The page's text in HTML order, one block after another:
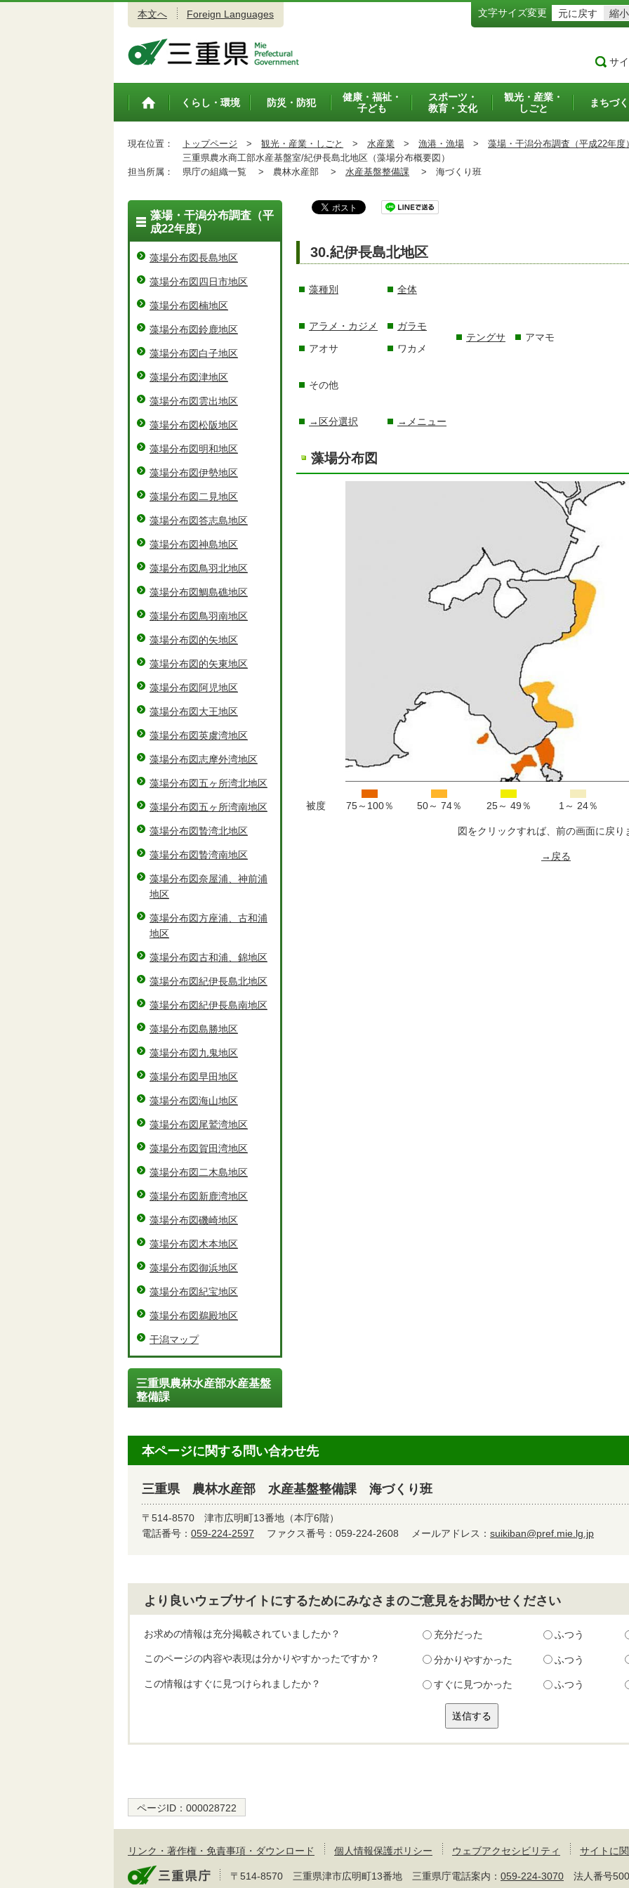
本文へ Foreign Languages 文字サイズ変更 元に戻す 縮小
サ
トップペ
くらし・環境 防災・防犯
健康・福祉・
子ども
スポーツ・
教育・文化
観光・産業・
しごと
まちづ
現在位置： トップページ > 観光・産業・しごと > 水産業 > 漁港・漁場 >
藻場・干潟分布調査（平成22年度
三重県農水商工部水産基盤室/紀伊長島北地区（藻場分布概要図）
担当所属：
県庁の組織一覧 > 農林水産部 > 水産基盤整備課 > 海づくり班
30.紀伊長島北地区
藻種別 全体
アラメ・カジメ
アオサ
ガラモ
ワカメ
テングサ アマモ
その他
→区分選択 →メニュー
藻場分布図
被度 75～100％ 50～ 74％ 25～ 49％ 1～ 24％
図をクリックすれば、前の画面に戻り
→戻る
藻場・干潟分布調査（平
成22年度）
藻場分布図長島地区
藻場分布図四日市地区
藻場分布図楠地区
藻場分布図鈴鹿地区
藻場分布図白子地区
藻場分布図津地区
藻場分布図雲出地区
藻場分布図松阪地区
藻場分布図明和地区
藻場分布図伊勢地区
藻場分布図二見地区
藻場分布図答志島地区
藻場分布図神島地区
藻場分布図鳥羽北地区
藻場分布図鯛島礁地区
藻場分布図鳥羽南地区
藻場分布図的矢地区
藻場分布図的矢東地区
藻場分布図阿児地区
藻場分布図大王地区
藻場分布図英虞湾地区
藻場分布図志摩外湾地区
藻場分布図五ヶ所湾北地区
藻場分布図五ヶ所湾南地区
藻場分布図贄湾北地区
藻場分布図贄湾南地区
藻場分布図奈屋浦、神前浦
地区
藻場分布図方座浦、古和浦
地区
藻場分布図古和浦、錦地区
藻場分布図紀伊長島北地区
藻場分布図紀伊長島南地区
藻場分布図島勝地区
藻場分布図九鬼地区
藻場分布図早田地区
藻場分布図海山地区
藻場分布図尾鷲湾地区
藻場分布図賀田湾地区
藻場分布図二木島地区
藻場分布図新鹿湾地区
藻場分布図磯崎地区
藻場分布図木本地区
藻場分布図御浜地区
藻場分布図紀宝地区
藻場分布図鵜殿地区
干潟マップ
三重県農林水産部水産基盤
整備課
本ページに関する問い合わせ先
三重県 農林水産部 水産基盤整備課 海づくり班
〒514-8570 津市広明町13番地（本庁6階）
電話番号： 059-224-2597 ファクス番号：059-224-2608 メールアドレス： suikiban@pref.mie.lg.jp
より良いウェブサイトにするためにみなさまのご意見をお聞かせください
お求めの情報は充分掲載されていましたか？ 充分だった ふつう
このページの内容や表現は分かりやすかったですか？ 分かりやすかった ふつう
この情報はすぐに見つけられましたか？ すぐに見つかった ふつう
ページID： 000028722
リンク・著作権・免責事項・ダウンロード 個人情報保護ポリシー ウェブアクセシビリティ サイトに
〒514-8570 三重県津市広明町13番地 三重県庁電話案内： 059-224-3070 法人番号